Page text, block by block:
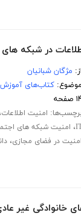
در شبکه
از: مژگان شبانیان
موضوع:کتاب‌های
امنیت اطلاعات،
، امنیت شبکه های
امنیت در فضای مجازی،
خانوادگی غیر